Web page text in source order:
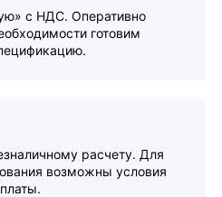
с НДС. Оперативно
готовим
расчету. Для
возможны условия